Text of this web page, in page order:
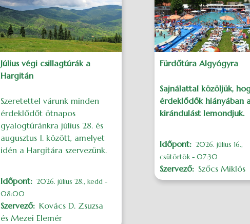
Július végi csillagtúrák a
Hargitán
Szeretettel várunk minden
érdeklődőt ötnapos
gyalogtúránkra július 28. és
augusztus 1. között, amelyet
idén a Hargitára szervezünk.
Időpont
2026. július 28., kedd -
08:00
Szervező
Kovács D. Zsuzsa
és Mezei Elemér
Fürdőtúra Algyógyra
Sajnálattal közöljük,
érdeklődők hiányában
kirándulást lemondjuk.
Időpont
2026. július 16.,
csütörtök - 07:30
Szervező Szőcs Miklós